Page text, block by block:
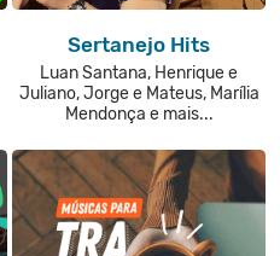
Sertanejo Hits
Luan Santana, Henrique e
Juliano, Jorge e Mateus, Marília
Mendonça e mais...